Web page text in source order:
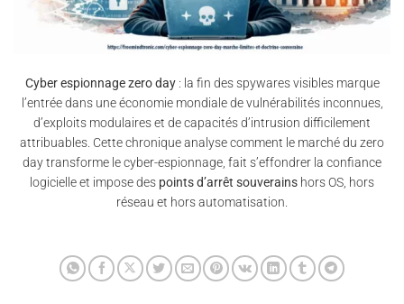
Cyber espionnage zero day: la fin des spywares visibles marque
l’entrée dans une économie mondiale de vulnérabilités inconnues,
d’exploits modulaires et de capacités d’intrusion difficilement
attribuables. Cette chronique analyse comment le marché du zero
day transforme le cyber-espionnage, fait s’effondrer la confiance
logicielle et impose des points d’arrêt souverains hors OS, hors
réseau et hors automatisation.